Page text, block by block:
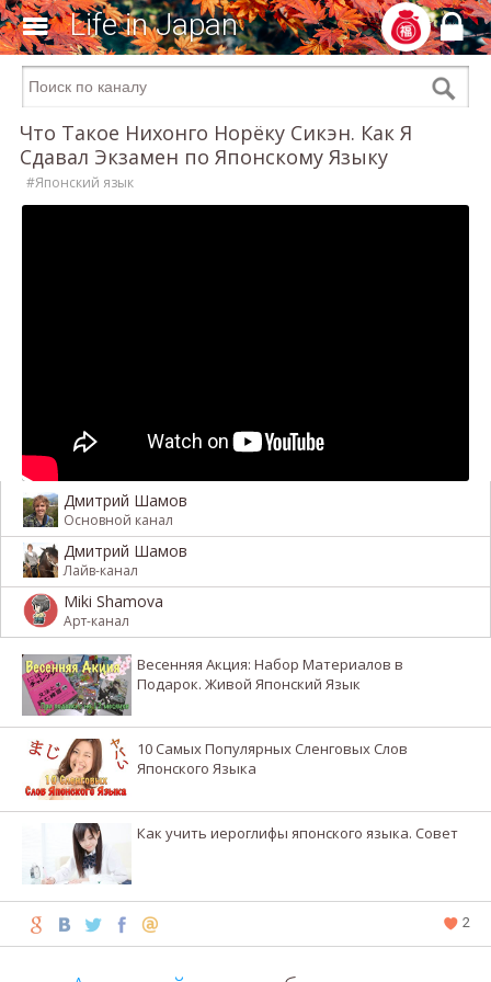
Life in Japan
Что Такое Нихонго Норёку Сикэн. Как Я
Сдавал Экзамен по Японскому Языку
#Японский язык
Дмитрий Шамов
Основной канал
Дмитрий Шамов
Лайв-канал
Miki Shamova
Арт-канал
Весенняя Акция: Набор Материалов в
Подарок. Живой Японский Язык
10 Самых Популярных Сленговых Слов
Японского Языка
Как учить иероглифы японского языка. Совет
2